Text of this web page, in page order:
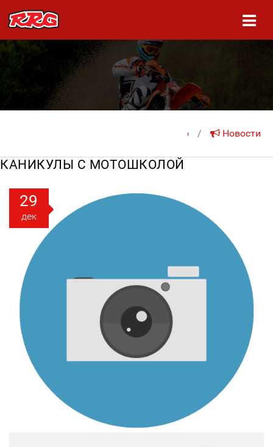
На главную / Новости
КАНИКУЛЫ С МОТОШКОЛОЙ
29
дек